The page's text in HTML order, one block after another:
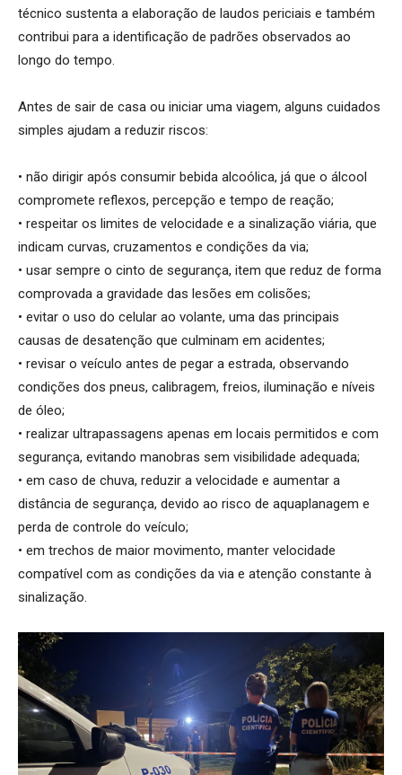
técnico sustenta a elaboração de laudos periciais e também
contribui para a identificação de padrões observados ao
longo do tempo.
Antes de sair de casa ou iniciar uma viagem, alguns cuidados
simples ajudam a reduzir riscos:
• não dirigir após consumir bebida alcoólica, já que o álcool
compromete reflexos, percepção e tempo de reação;
• respeitar os limites de velocidade e a sinalização viária, que
indicam curvas, cruzamentos e condições da via;
• usar sempre o cinto de segurança, item que reduz de forma
comprovada a gravidade das lesões em colisões;
• evitar o uso do celular ao volante, uma das principais
causas de desatenção que culminam em acidentes;
• revisar o veículo antes de pegar a estrada, observando
condições dos pneus, calibragem, freios, iluminação e níveis
de óleo;
• realizar ultrapassagens apenas em locais permitidos e com
segurança, evitando manobras sem visibilidade adequada;
• em caso de chuva, reduzir a velocidade e aumentar a
distância de segurança, devido ao risco de aquaplanagem e
perda de controle do veículo;
• em trechos de maior movimento, manter velocidade
compatível com as condições da via e atenção constante à
sinalização.